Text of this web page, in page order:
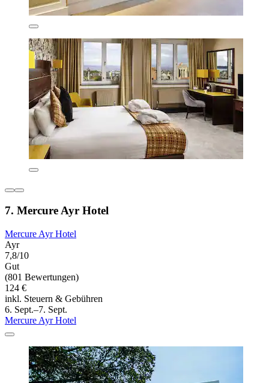
7. Mercure Ayr Hotel
Mercure Ayr Hotel
Ayr
7,8/10
Gut
(801 Bewertungen)
124 €
inkl. Steuern & Gebühren
6. Sept.–7. Sept.
Mercure Ayr Hotel